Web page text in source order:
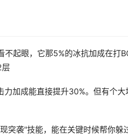
不起眼，它那5%的冰抗加成在打
力加成能直接提升30%。但有个
突袭"技能，能在关键时候帮你躲